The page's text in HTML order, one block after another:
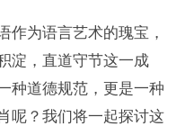
作为语言艺术的瑰宝，
淀，直道守节这一成
种道德规范，更是一种
呢？我们将一起探讨这